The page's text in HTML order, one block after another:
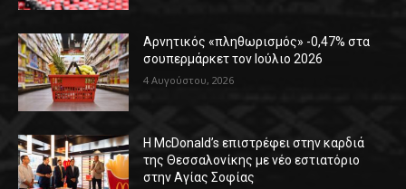
Αρνητικός «πληθωρισμός» -0,47% στα
σουπερμάρκετ τον Ιούλιο 2026
4 Αυγούστου, 2026
Η McDonald’s επιστρέφει στην καρδιά
της Θεσσαλονίκης με νέο εστιατόριο
στην Αγίας Σοφίας